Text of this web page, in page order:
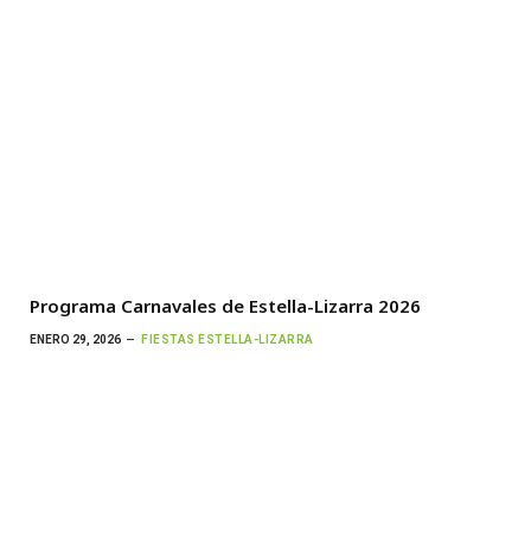
Programa Carnavales de Estella-Lizarra 2026
ENERO 29, 2026 FIESTAS ESTELLA-LIZARRA